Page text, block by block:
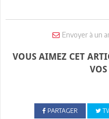
Envoyer à un
VOUS AIMEZ CET
PARTAGER